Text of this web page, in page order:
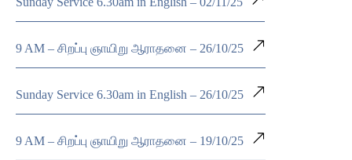
9 AM – சிறப்பு ஞாயிறு ஆராதனை – 26/10/25
Sunday Service 6.30am in English – 26/10/25
9 AM – சிறப்பு ஞாயிறு ஆராதனை – 19/10/25